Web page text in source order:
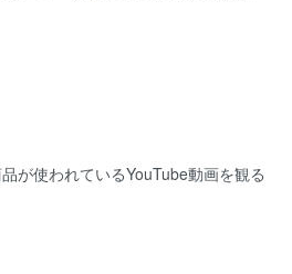
が使われているYouTube動画を観る